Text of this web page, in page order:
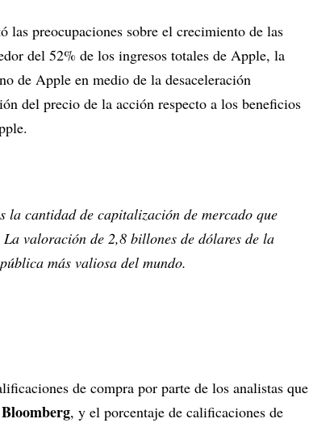
preocupaciones sobre el crecimiento de las
del 52% de los ingresos totales de Apple, la
de Apple en medio de la desaceleración
del precio de la acción respecto a los beneficios
la cantidad de capitalización de mercado que
valoración de 2,8 billones de dólares de la
más valiosa del mundo.
de compra por parte de los analistas que
Bloomberg, y el porcentaje de calificaciones de